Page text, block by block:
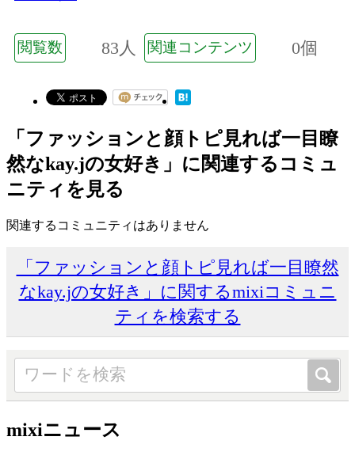
閲覧数 83人 関連コンテンツ 0個
「ファッションと顔トピ見れば一目瞭
然なkay.jの女好き」に関連するコミュ
ニティを見る
関連するコミュニティはありません
「ファッションと顔トピ見れば一目瞭然
なkay.jの女好き」に関するmixiコミュニ
ティを検索する
mixiニュース